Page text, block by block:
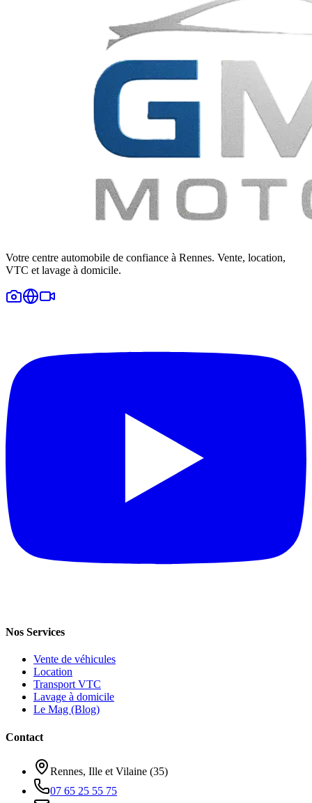
Votre centre automobile de confiance à Rennes. Vente, location,
VTC et lavage à domicile.
Nos Services
Vente de véhicules
Location
Transport VTC
Lavage à domicile
Le Mag (Blog)
Contact
Rennes, Ille et Vilaine (35)
07 65 25 55 75